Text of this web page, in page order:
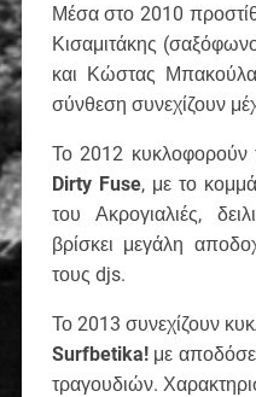
Μέσα στο 2010
Κισαμιτάκης
και Κώστας
σύνθεση συνεχίζουν
Το 2012
Dirty Fuse, με το
του Ακρογιαλιές,
βρίσκει μεγάλη
τους djs.
Το 2013 συνεχίζουν
Surfbetika!με
τραγουδιών.